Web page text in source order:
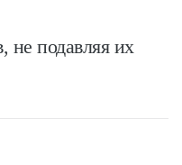
не подавляя их